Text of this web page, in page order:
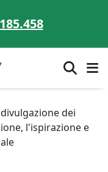
dei
l'ispirazione e